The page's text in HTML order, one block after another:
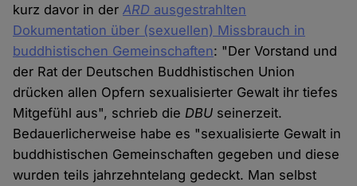
kurz davor in derARD ausgestrahlten
Dokumentation über (sexuellen) Missbrauch in
buddhistischen Gemeinschaften: "Der Vorstand und
der Rat der Deutschen Buddhistischen Union
drücken allen Opfern sexualisierter Gewalt ihr tiefes
Mitgefühl aus", schrieb die DBU seinerzeit.
Bedauerlicherweise habe es "sexualisierte Gewalt in
buddhistischen Gemeinschaften gegeben und diese
wurden teils jahrzehntelang gedeckt. Man selbst